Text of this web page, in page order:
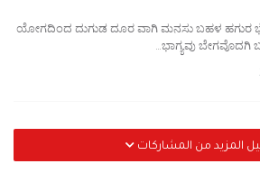
ಯೋಗದಿಂದ ದುಗುಡ ದೂರ ವಾಗಿ ಮನಸು ಬಹಳ
ಭಾಗ್ಯವು
المزيد من المشاركات